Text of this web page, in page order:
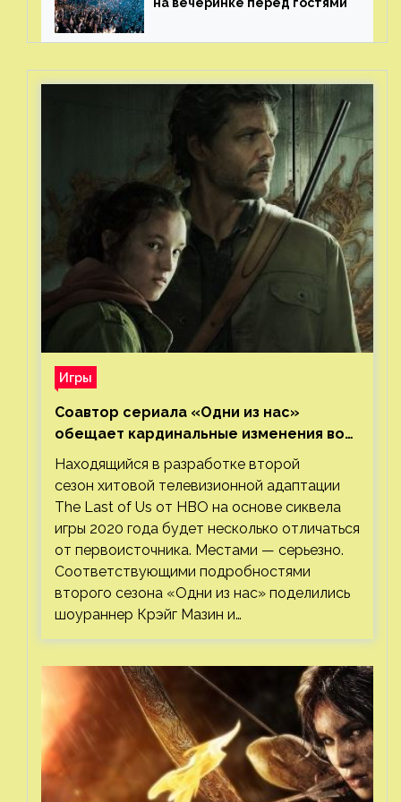
Игры
Соавтор сериала «Одни из нас»
обещает кардинальные изменения во
втором сезоне
Находящийся в разработке второй
сезон хитовой телевизионной адаптации
The Last of Us от HBO на основе сиквела
игры 2020 года будет несколько отличаться
от первоисточника. Местами — серьезно.
Соответствующими подробностями
второго сезона «Одни из нас» поделились
шоураннер Крэйг Мазин и…